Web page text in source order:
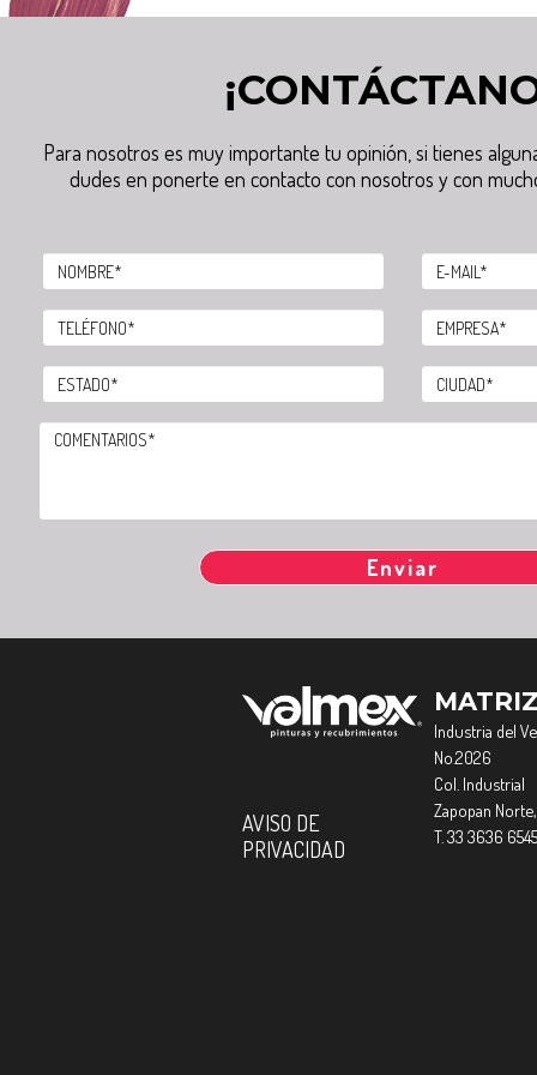
Para nosotros es muy importante tu opinión, si tienes
dudes en ponerte en contacto con nosotros y con
AVISO DE
PRIVACIDAD
MATRIZ
Industria del
No.2026
Col. Industrial
Zapopan
T. 33 3636 6545